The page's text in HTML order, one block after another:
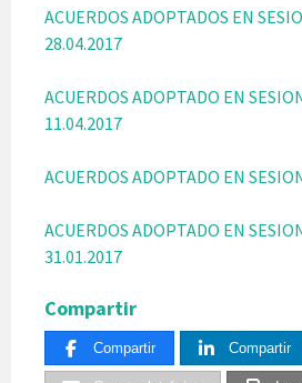
ACUERDOS ADOPTADOS EN
28.04.2017
ACUERDOS ADOPTADO EN
11.04.2017
ACUERDOS ADOPTADO EN
ACUERDOS ADOPTADO EN
31.01.2017
Compartir
Compartir Compartir